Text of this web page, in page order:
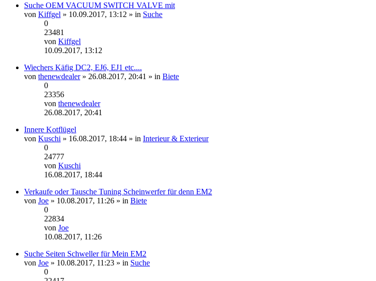
Suche OEM VACUUM SWITCH VALVE mit
von Kiffgel » 10.09.2017, 13:12 » in Suche
0
23481
von Kiffgel
Neuester
10.09.2017, 13:12
Wiechers Käfig DC2, EJ6, EJ1 etc....
von thenewdealer» 26.08.2017, 20:41 » in Biete
0
23356
von thenewdealer
26.08.2017, 20:41
Innere Kotflügel
von Kuschi » 16.08.2017, 18:44 » in Interieur & Exterieur
0
24777
von Kuschi
Neuester
16.08.2017, 18:44
Verkaufe oder Tausche Tuning Scheinwerfer für denn EM2
von Joe » 10.08.2017, 11:26 » in Biete
0
22834
von Joe
Neuester
10.08.2017, 11:26
Suche Seiten Schweller für Mein EM2
von Joe » 10.08.2017, 11:23 » in Suche
0